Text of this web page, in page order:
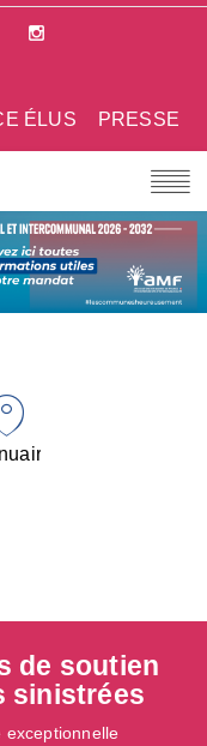
PRESSE
ÉLUS
de soutien
sinistrées
exceptionnelle